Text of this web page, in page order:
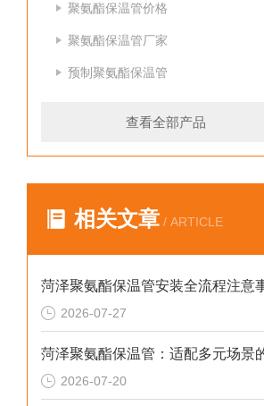
聚氨酯保温管价格
聚氨酯保温管厂家
预制聚氨酯保温管
查看全部产品
相关文章 / ARTICLE
菏泽聚氨酯保温管安装全流程注意
2026-07-27
2026-07-20